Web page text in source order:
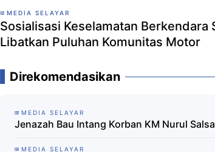
MEDIA SELAYAR
Sosialisasi Keselamatan Berkendara
Libatkan Puluhan Komunitas Motor
Direkomendasikan
MEDIA SELAYAR
Jenazah Bau Intang Korban KM Nurul
MEDIA SELAYAR